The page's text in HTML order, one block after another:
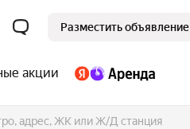
Разместить объявление
акции